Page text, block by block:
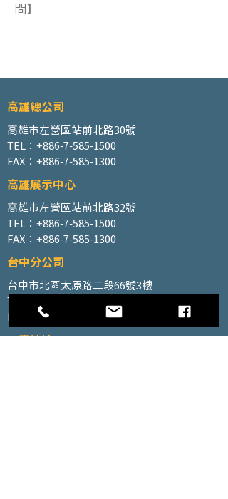
問】
高雄總公司
高雄市左營區站前北路30號
TEL：+886-7-585-1500
FAX：+886-7-585-1300
高雄展示中心
高雄市左營區站前北路32號
TEL：+886-7-585-1500
FAX：+886-7-585-1300
台中分公司
台中市北區太原路二段66號3樓
TEL：+886-4-2202-5660
FAX：+886-4-2206-3527
工廠地址